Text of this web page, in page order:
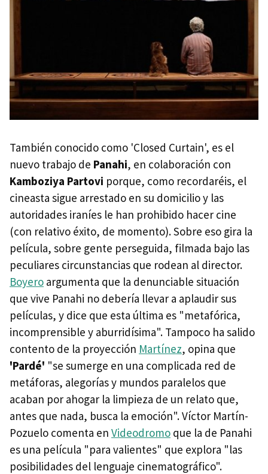
También conocido como 'Closed Curtain', es el
nuevo trabajo de Panahi, en colaboración con
Kamboziya Partovi porque, como recordaréis, el
cineasta sigue arrestado en su domicilio y las
autoridades iraníes le han prohibido hacer cine
(con relativo éxito, de momento). Sobre eso gira la
película, sobre gente perseguida, filmada bajo las
peculiares circunstancias que rodean al director.
Boyero argumenta que la denunciable situación
que vive Panahi no debería llevar a aplaudir sus
películas, y dice que esta última es "metafórica,
incomprensible y aburridísima". Tampoco ha salido
contento de la proyección Martínez, opina que
'Pardé' "se sumerge en una complicada red de
metáforas, alegorías y mundos paralelos que
acaban por ahogar la limpieza de un relato que,
antes que nada, busca la emoción". Víctor Martín-
Pozuelo comenta en Videodromo que la de Panahi
es una película "para valientes" que explora "las
posibilidades del lenguaje cinematográfico".